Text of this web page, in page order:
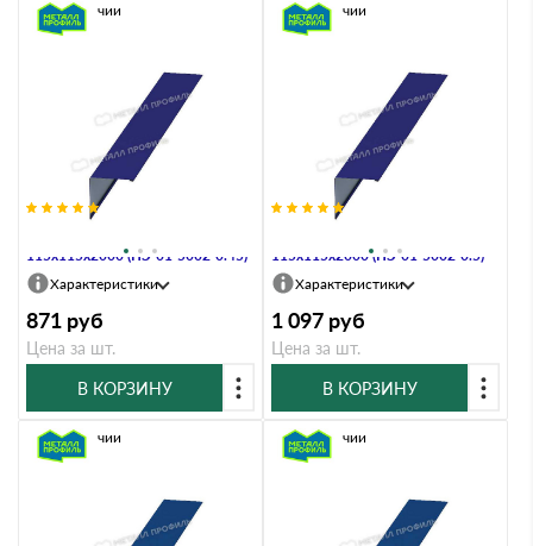
115х115х2000 (ПЭ-01-5002-0.45)
В наличии
Характеристики
871 руб
Цена за шт.
В КОРЗИНУ
115х115х2000 (ПЭ-01-5002-0.5)
В наличии
Характеристики
1 097 руб
Цена за шт.
В КОРЗИНУ
В наличии В наличии